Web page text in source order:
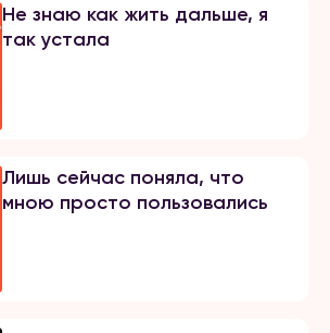
Не знаю как жить дальше, я
так устала
Лишь сейчас поняла, что
мною просто пользовались